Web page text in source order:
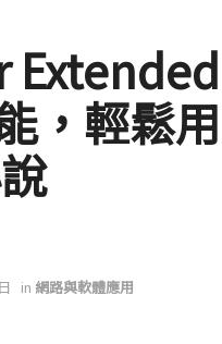
，輕鬆用
in 網路與軟體應用